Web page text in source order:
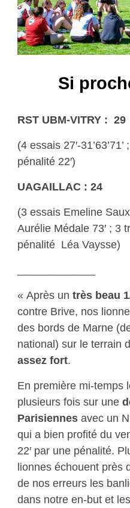
Si
RST UBM-VITRY : 29
(4 essais 27′-
pénalité 22′)
UAGAILLAC : 24
(3 essais Emeline
Aurélie Médale 73′ ; 3
pénalité Léa Vaysse)
« Après un très beau
contre Brive, nos
des bords de Marne
national) sur le terrain
assez fort.
En première mi-temps
plusieurs fois sur une
Parisiennesavec un
qui a bien profité du
22′ par une pénalité.
lionnes échouent près
de nos erreurs les
dans notre en-but et